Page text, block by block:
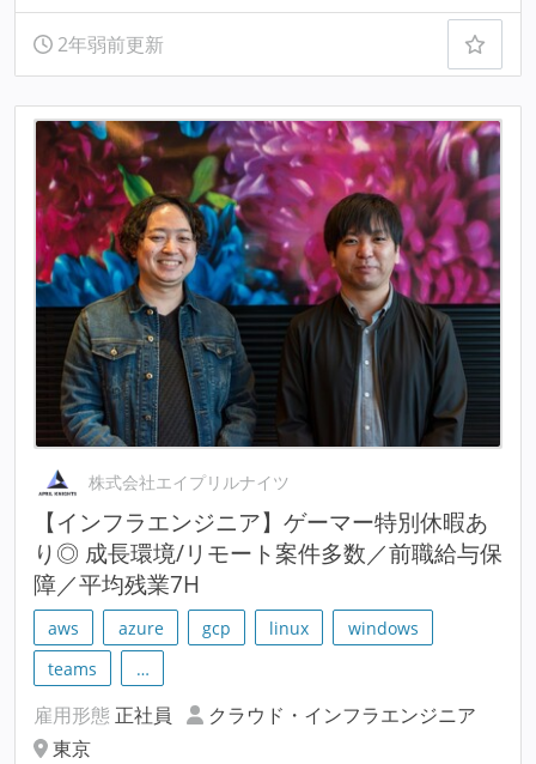
2年弱前更新
株式会社エイプリルナイツ
【インフラエンジニア】ゲーマー特別休暇あ
り◎ 成長環境/リモート案件多数／前職給与保
障／平均残業7H
aws azure gcp linux
windows
teams
…
雇用形態 正社員
クラウド・インフラエンジニア
東京